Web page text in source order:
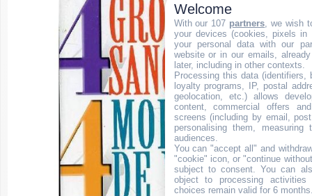
Welcome
With our 107 partners , we wish
your devices (cookies, pixels
your personal data with our
website or in our emails,
later, including in other contexts.
Processing this data (identifiers,
loyalty programs, IP, postal
geolocation, etc.) allows
content, commercial offers
screens (including by email,
personalising them, measuring
audiences.
You can "accept all" and
"cookie" icon, or "continue
subject to consent. You can
object to processing
choices remain valid for 6